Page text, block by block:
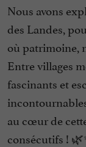
Nous avons
des Landes,
où patrimoine,
Entre villages
fascinants et
au cœur de
consécutifs !